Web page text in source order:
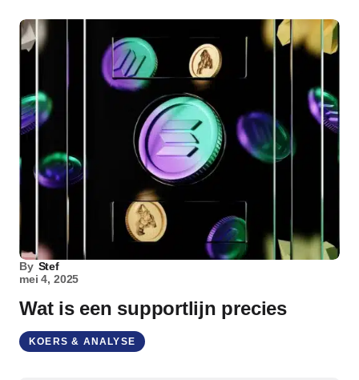
By Stef
mei 4, 2025
Wat is een supportlijn precies
KOERS & ANALYSE